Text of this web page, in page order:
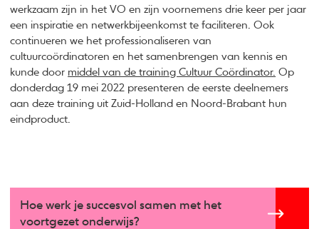
werkzaam zijn in het VO en zijn voornemens drie keer per jaar
een inspiratie en netwerkbijeenkomst te faciliteren. Ook
continueren we het professionaliseren van
cultuurcoördinatoren en het samenbrengen van kennis en
kunde door middel van de training Cultuur Coördinator. Op
donderdag 19 mei 2022 presenteren de eerste deelnemers
aan deze training uit Zuid-Holland en Noord-Brabant hun
eindproduct.
Hoe werk je succesvol samen met het
voortgezet onderwijs?